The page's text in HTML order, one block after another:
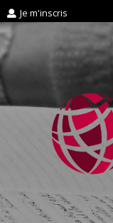
Je m'inscris